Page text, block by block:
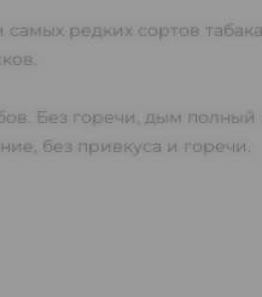
редких сортов
Без горечи, дым
без привкуса и горечи.